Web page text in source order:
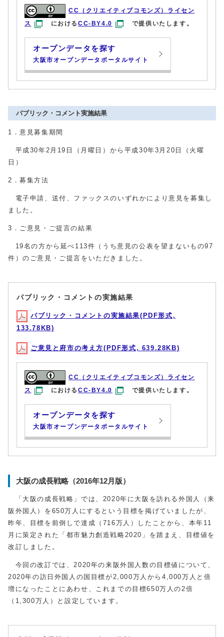
CC（クリエイティブコモンズ）ライセン
ス
におけるCC-BY4.0 で提供いたします。
オープンデータを探す
大阪市オープンデータポータルサイト
パブリック・コメント実施結果
1．意見募集期間
平成30年2月19日（月曜日）から平成30年3月20日（火曜
日）
2．募集方法
電子申請、送付、ファックスのいずれかにより意見を募集し
ました。
3．ご意見・ご提言の結果
19名の方から延べ113件（うち意見の公表を望まないもの97
件）のご意見・ご提言をいただきました。
パブリック・コメントの実施結果
パブリック・コメントの実施結果(PDF形式,
133.78KB)
ご意見と府市の考え方(PDF形式, 639.28KB)
CC（クリエイティブコモンズ）ライセン
ス
におけるCC-BY4.0 で提供いたします。
オープンデータを探す
大阪市オープンデータポータルサイト
大阪の成長戦略（2016年12月版）
「大阪の成長戦略」では、2020年に大阪を訪れる外国人（来
阪外国人）を650万人にするという目標を掲げていましたが、
昨年、目標を前倒しで達成（716万人）したことから、本年11
月に策定された「都市魅力創造戦略2020」を踏まえ、目標値を
改訂しました。
今回の改訂では、2020年の来阪外国人数の目標値について、
2020年の訪日外国人の国目標が2,000万人から4,000万人と倍
増になったことにあわせ、これまでの目標650万人の2倍
（1,300万人）と設定しています。